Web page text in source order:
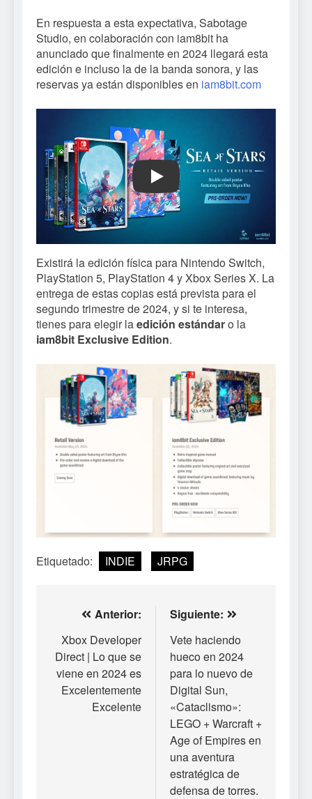
En respuesta a esta expectativa, Sabotage
Studio, en colaboración con iam8bit ha
anunciado que finalmente en 2024 llegará esta
edición e incluso la de la banda sonora, y las
reservas ya están disponibles en iam8bit.com
Play
Existirá la edición física para Nintendo Switch,
PlayStation 5, PlayStation 4 y Xbox Series X. La
entrega de estas copias está prevista para el
segundo trimestre de 2024, y si te interesa,
tienes para elegir laedición estándaro la
iam8bit Exclusive Edition.
Etiquetado: INDIE JRPG
Navegación
de
entradas
Anterior:
Xbox Developer
Direct | Lo que se
viene en 2024 es
Excelentemente
Excelente
Siguiente:
Vete haciendo
hueco en 2024
para lo nuevo de
Digital Sun,
«Cataclismo»:
LEGO + Warcraft +
Age of Empires en
una aventura
estratégica de
defensa de torres.